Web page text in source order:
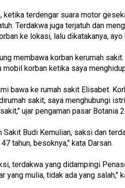
ketika terdengar suara motor
Terdakwa juga terjatuh dan
ke lokasi, lalu dikatakanya,
membawa korban kerumah
mobil korban ketika saya
bawa ke rumah sakit Elisabet.
sakit, saya menghubungi
ujar pengaman pasar Botania
Sakit Budi Kemulian, saksi dan
tahun, besoknya," kata Darsan.
terdakwa yang didampingi
yang mulia, tidak ada yang salah,"